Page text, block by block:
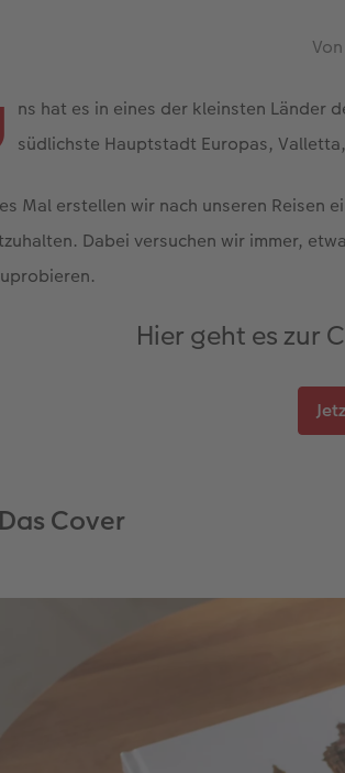
ns hat es in eines der kleinsten Länder
südlichste Hauptstadt Europas,
Mal erstellen wir nach unseren Reisen
Dabei versuchen wir immer,
Hier geht es zur
Cover